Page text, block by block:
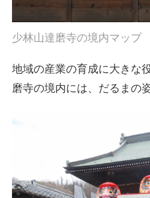
少林山達磨寺の境内マップ
地域の産業の育成に大きな
磨寺の境内には、だるまの